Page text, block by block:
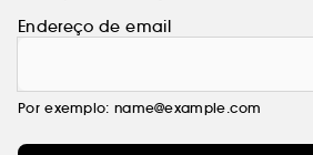
Endereço de email
Por exemplo: name@example.com